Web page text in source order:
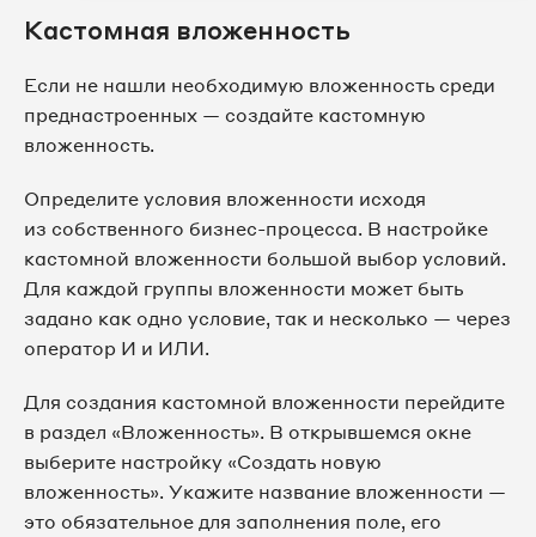
Кастомная вложенность
Если не нашли необходимую вложенность среди
преднастроенных — создайте кастомную
вложенность.
Определите условия вложенности исходя
из собственного бизнес-процесса. В настройке
кастомной вложенности большой выбор условий.
Для каждой группы вложенности может быть
задано как одно условие, так и несколько — через
оператор И и ИЛИ.
Для создания кастомной вложенности перейдите
в раздел «Вложенность». В открывшемся окне
выберите настройку «Создать новую
вложенность». Укажите название вложенности —
это обязательное для заполнения поле, его